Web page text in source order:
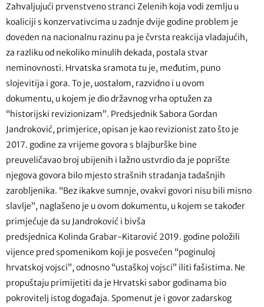
Zahvaljujući prvenstveno stranci Zelenih koja vodi zemlju u
koaliciji s konzervativcima u zadnje dvije godine problem je
doveden na nacionalnu razinu pa je čvrsta reakcija vladajućih,
za razliku od nekoliko minulih dekada, postala stvar
neminovnosti. Hrvatska sramota tu je, međutim, puno
slojevitija i gora. To je, uostalom, razvidno i u ovom
dokumentu, u kojem je dio državnog vrha optužen za
“historijski revizionizam”. Predsjednik Sabora Gordan
Jandroković, primjerice, opisan je kao revizionist zato što je
2017. godine za vrijeme govora s blajburške bine
preuveličavao broj ubijenih i lažno ustvrdio da je poprište
njegova govora bilo mjesto strašnih stradanja tadašnjih
zarobljenika. “Bez ikakve sumnje, ovakvi govori nisu bili misno
slavlje”, naglašeno je u ovom dokumentu, u kojem se također
primjećuje da su Jandroković i bivša
predsjednica Kolinda Grabar-Kitarović 2019. godine položili
vijence pred spomenikom koji je posvećen “poginuloj
hrvatskoj vojsci”, odnosno “ustaškoj vojsci” iliti fašistima. Ne
propuštaju primijetiti da je Hrvatski sabor godinama bio
pokrovitelj istog događaja. Spomenut je i govor zadarskog